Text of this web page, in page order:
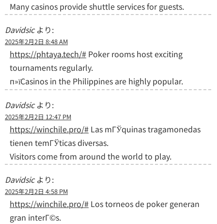
Many casinos provide shuttle services for guests.
Davidsic より:
2025年2月2日 8:48 AM
https://phtaya.tech/# Poker rooms host exciting
tournaments regularly.
п»їCasinos in the Philippines are highly popular.
Davidsic より:
2025年2月2日 12:47 PM
https://winchile.pro/# Las mГЎquinas tragamonedas
tienen temГЎticas diversas.
Visitors come from around the world to play.
Davidsic より:
2025年2月2日 4:58 PM
https://winchile.pro/# Los torneos de poker generan
gran interГ©s.